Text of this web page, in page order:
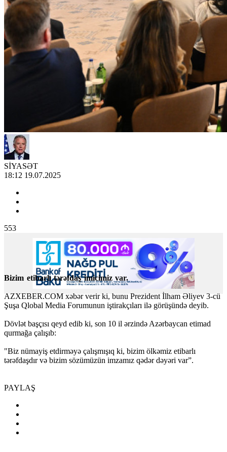
SİYASƏT
18:12 19.07.2025
553
Bizim etibarlı tərəfdaş imicimiz var.
AZXEBER.COM xəbər verir ki, bunu Prezident İlham Əliyev 3-cü
Şuşa Qlobal Media Forumunun iştirakçıları ilə görüşündə deyib.
Dövlət başçısı qeyd edib ki, son 10 il ərzində Azərbaycan etimad
qurmağa çalışıb:
"Biz nümayiş etdirməyə çalışmışıq ki, bizim ölkəmiz etibarlı
tərəfdaşdır və bizim sözümüzün imzamız qədər dəyəri var”.
PAYLAŞ